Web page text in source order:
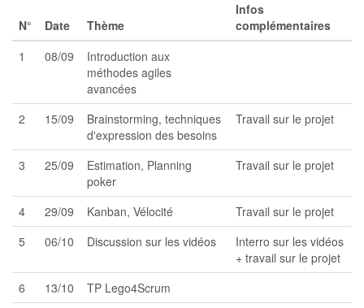
N° Date Thème
Infos
complémentaires
1
08/09
Introduction aux
méthodes agiles
avancées
2
15/09
Brainstorming, techniques
d'expression des besoins
Travail sur le projet
3 25/09
Estimation, Planning
poker
Travail sur le projet
4 29/09 Kanban, Vélocité
Travail sur le projet
5
06/10 Discussion sur les vidéos
Interro sur les vidéos
+ travail sur le projet
6
13/10
TP Lego4Scrum